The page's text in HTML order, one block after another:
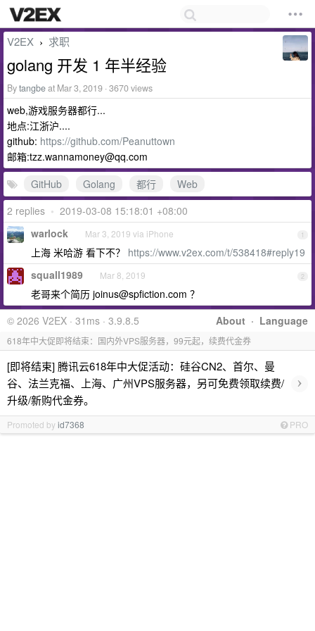
V2EX › 求职
golang 开发 1 年半经验
Bytangbeat Mar 3, 2019 · 3670 views
web,游戏服务器都行...
地点:江浙沪....
github: https://github.com/Peanuttown
邮箱:tzz.wannamoney@qq.com
GitHub
Golang 都行
Web
2 replies • 2019-03-08 15:18:01 +08:00
1
warlock Mar 3, 2019 via iPhone
上海 米哈游 看下不？ https://www.v2ex.com/t/538418#reply19
2
squall1989 Mar 8, 2019
老哥来个简历 joinus@spfiction.com ？
About · Language
© 2026 V2EX · 31ms · 3.9.8.5
618年中大促即将结束：国内外VPS服务器，99元起，续费代金券
[即将结束] 腾讯云618年中大促活动：硅谷CN2、首尔、曼
谷、法兰克福、上海、广州VPS服务器，另可免费领取续费/
升级/新购代金券。
›
Promoted byid7368 PRO